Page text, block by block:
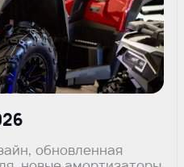
обновленная